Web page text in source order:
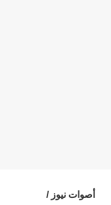
أصوات نيوز /